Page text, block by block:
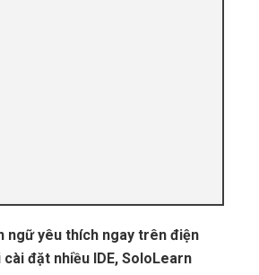
ngữ yêu thích ngay trên điện
đặt nhiều IDE, SoloLearn